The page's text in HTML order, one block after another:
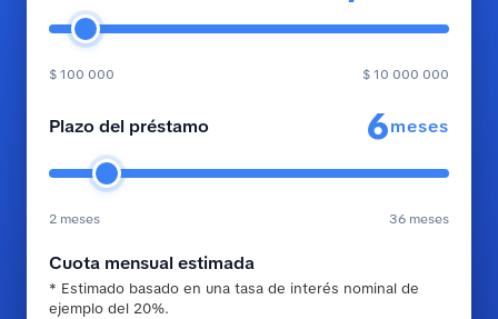
$ 100 000 $ 10 000 000
Plazo del préstamo meses
2 meses 36 meses
Cuota mensual estimada
* Estimado basado en una tasa de interés nominal de
ejemplo del 20%.